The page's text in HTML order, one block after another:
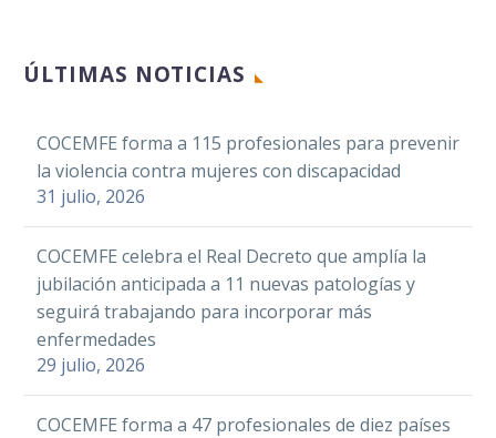
discapacidad de la
(AMIFP) comenzará el
próximo martes, 11 de
ÚLTIMAS NOTICIAS
COCEMFE forma a 115 profesionales para prevenir
la violencia contra mujeres con discapacidad
31 julio, 2026
COCEMFE celebra el Real Decreto que amplía la
jubilación anticipada a 11 nuevas patologías y
seguirá trabajando para incorporar más
enfermedades
29 julio, 2026
COCEMFE forma a 47 profesionales de diez países